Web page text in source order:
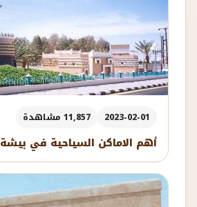
2023-02-01 11,857 مشاهدة
أهم الاماكن السياحية في بيشة